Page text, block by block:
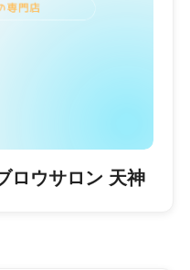
ロウサロン 天神